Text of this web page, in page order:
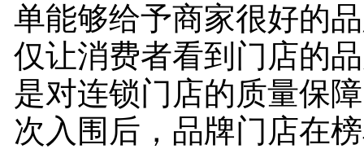
单能够给予商家很好的
仅让消费者看到门店的
是对连锁门店的质量保
次入围后，品牌门店在